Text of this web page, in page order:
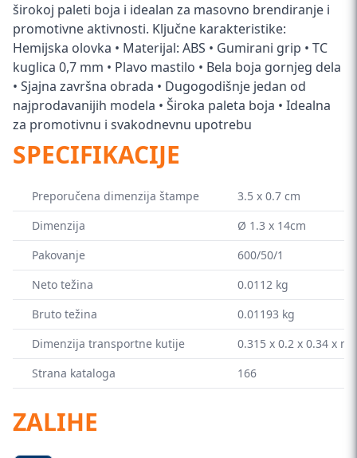
širokoj paleti boja i idealan za masovno brendiranje i
promotivne aktivnosti. Ključne karakteristike:
Hemijska olovka • Materijal: ABS • Gumirani grip • TC
kuglica 0,7 mm • Plavo mastilo • Bela boja gornjeg dela
• Sjajna završna obrada • Dugogodišnje jedan od
najprodavanijih modela • Široka paleta boja • Idealna
za promotivnu i svakodnevnu upotrebu
SPECIFIKACIJE
Preporučena dimenzija štampe
3.5 x 0.7 cm
Dimenzija
Ø 1.3 x 14cm
Pakovanje
600/50/1
Neto težina
0.0112 kg
Bruto težina
0.01193 kg
Dimenzija transportne kutije
0.315 x 0.2 x 0.34 x m
Strana kataloga
166
ZALIHE